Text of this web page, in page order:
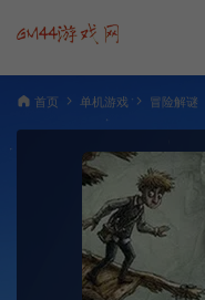
首页 单机游戏 冒险解谜